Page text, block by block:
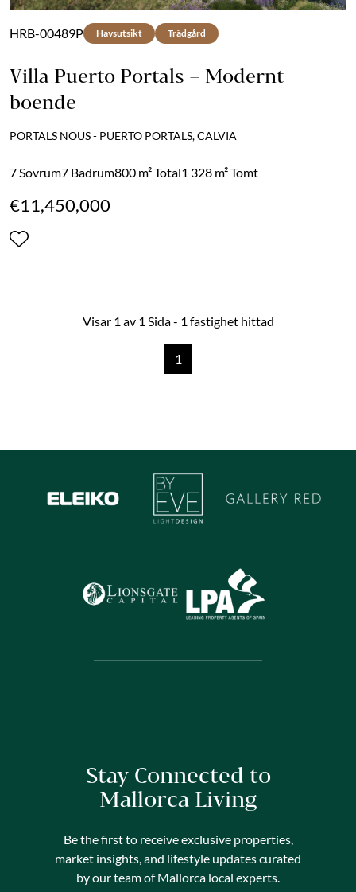
HRB-00489P Havsutsikt Trädgård
Villa Puerto Portals – Modernt
boende
PORTALS NOUS - PUERTO PORTALS, CALVIA
7 Sovrum7 Badrum800 m² Total1 328 m² Tomt
€11,450,000
Visar 1 av 1 Sida - 1 fastighet hittad
1
Stay Connected to
Mallorca Living
Be the first to receive exclusive properties,
market insights, and lifestyle updates curated
by our team of Mallorca local experts.